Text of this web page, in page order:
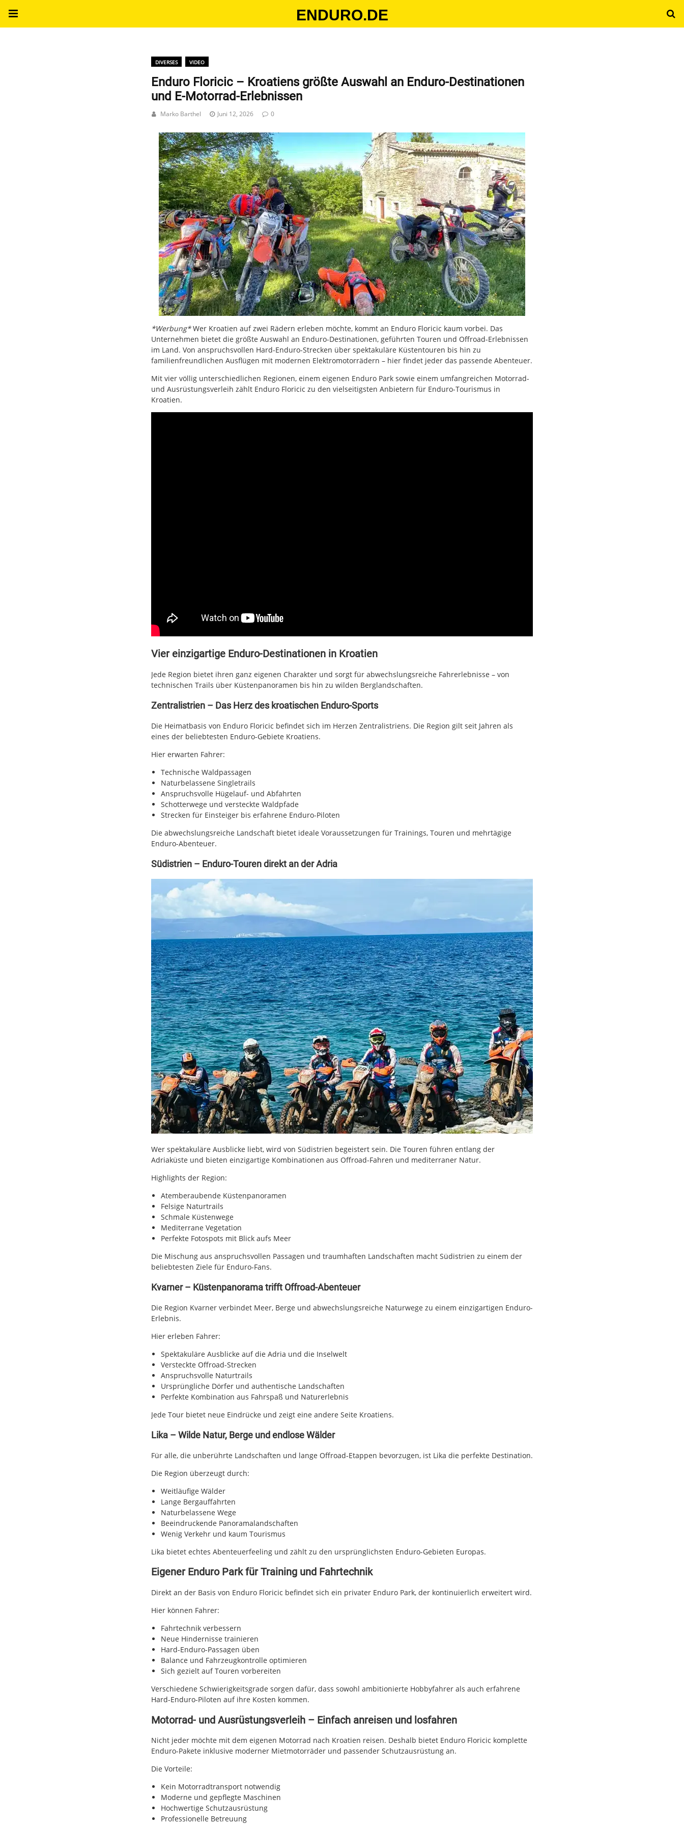
ENDURO.DE
DIVERSES VIDEO
Enduro Floricic – Kroatiens größte Auswahl an Enduro-Destinationen
und E-Motorrad-Erlebnissen
Marko Barthel Juni 12, 2026 0
*Werbung*Wer Kroatien auf zwei Rädern erleben möchte, kommt an Enduro Floricic kaum vorbei. Das
Unternehmen bietet die größte Auswahl an Enduro-Destinationen, geführten Touren und Offroad-Erlebnissen
im Land. Von anspruchsvollen Hard-Enduro-Strecken über spektakuläre Küstentouren bis hin zu
familienfreundlichen Ausflügen mit modernen Elektromotorrädern – hier findet jeder das passende Abenteuer.
Mit vier völlig unterschiedlichen Regionen, einem eigenen Enduro Park sowie einem umfangreichen Motorrad-
und Ausrüstungsverleih zählt Enduro Floricic zu den vielseitigsten Anbietern für Enduro-Tourismus in
Kroatien.
Vier einzigartige Enduro-Destinationen in Kroatien
Jede Region bietet ihren ganz eigenen Charakter und sorgt für abwechslungsreiche Fahrerlebnisse – von
technischen Trails über Küstenpanoramen bis hin zu wilden Berglandschaften.
Zentralistrien – Das Herz des kroatischen Enduro-Sports
Die Heimatbasis von Enduro Floricic befindet sich im Herzen Zentralistriens. Die Region gilt seit Jahren als
eines der beliebtesten Enduro-Gebiete Kroatiens.
Hier erwarten Fahrer:
Technische Waldpassagen
Naturbelassene Singletrails
Anspruchsvolle Hügelauf- und Abfahrten
Schotterwege und versteckte Waldpfade
Strecken für Einsteiger bis erfahrene Enduro-Piloten
Die abwechslungsreiche Landschaft bietet ideale Voraussetzungen für Trainings, Touren und mehrtägige
Enduro-Abenteuer.
Südistrien – Enduro-Touren direkt an der Adria
Wer spektakuläre Ausblicke liebt, wird von Südistrien begeistert sein. Die Touren führen entlang der
Adriaküste und bieten einzigartige Kombinationen aus Offroad-Fahren und mediterraner Natur.
Highlights der Region:
Atemberaubende Küstenpanoramen
Felsige Naturtrails
Schmale Küstenwege
Mediterrane Vegetation
Perfekte Fotospots mit Blick aufs Meer
Die Mischung aus anspruchsvollen Passagen und traumhaften Landschaften macht Südistrien zu einem der
beliebtesten Ziele für Enduro-Fans.
Kvarner – Küstenpanorama trifft Offroad-Abenteuer
Die Region Kvarner verbindet Meer, Berge und abwechslungsreiche Naturwege zu einem einzigartigen Enduro-
Erlebnis.
Hier erleben Fahrer:
Spektakuläre Ausblicke auf die Adria und die Inselwelt
Versteckte Offroad-Strecken
Anspruchsvolle Naturtrails
Ursprüngliche Dörfer und authentische Landschaften
Perfekte Kombination aus Fahrspaß und Naturerlebnis
Jede Tour bietet neue Eindrücke und zeigt eine andere Seite Kroatiens.
Lika – Wilde Natur, Berge und endlose Wälder
Für alle, die unberührte Landschaften und lange Offroad-Etappen bevorzugen, ist Lika die perfekte Destination.
Die Region überzeugt durch:
Weitläufige Wälder
Lange Bergauffahrten
Naturbelassene Wege
Beeindruckende Panoramalandschaften
Wenig Verkehr und kaum Tourismus
Lika bietet echtes Abenteuerfeeling und zählt zu den ursprünglichsten Enduro-Gebieten Europas.
Eigener Enduro Park für Training und Fahrtechnik
Direkt an der Basis von Enduro Floricic befindet sich ein privater Enduro Park, der kontinuierlich erweitert wird.
Hier können Fahrer:
Fahrtechnik verbessern
Neue Hindernisse trainieren
Hard-Enduro-Passagen üben
Balance und Fahrzeugkontrolle optimieren
Sich gezielt auf Touren vorbereiten
Verschiedene Schwierigkeitsgrade sorgen dafür, dass sowohl ambitionierte Hobbyfahrer als auch erfahrene
Hard-Enduro-Piloten auf ihre Kosten kommen.
Motorrad- und Ausrüstungsverleih – Einfach anreisen und losfahren
Nicht jeder möchte mit dem eigenen Motorrad nach Kroatien reisen. Deshalb bietet Enduro Floricic komplette
Enduro-Pakete inklusive moderner Mietmotorräder und passender Schutzausrüstung an.
Die Vorteile:
Kein Motorradtransport notwendig
Moderne und gepflegte Maschinen
Hochwertige Schutzausrüstung
Professionelle Betreuung